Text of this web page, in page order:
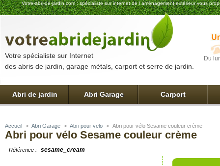
Votre-abri-de-jardin.com : spécialiste sur internet de l aménagement extérieur vous
Abri de jardin Abri Garage Carport
Du
Votre spécialiste sur Internet
des abris de jardin, garage métals, carport et serre de jardin.
Accueil > Abri Garage > Abri pour velo > Abri pour vélo Sesame couleur crème
Abri pour vélo Sesame couleur crème
Référence : sesame_cream